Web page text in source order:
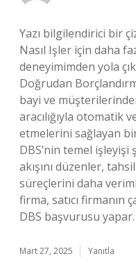
Yazı bilgilendirici bir
Nasıl Işler için daha
deneyimimden yola
Doğrudan
bayi ve
aracılığıyla otomatik
etmelerini sağlayan
DBS’nin temel
akışını düzenler,
süreçlerini daha
firma, satıcı firmanın
DBS başvurusu yapar.
Mart 27, 2025 Yanıtla